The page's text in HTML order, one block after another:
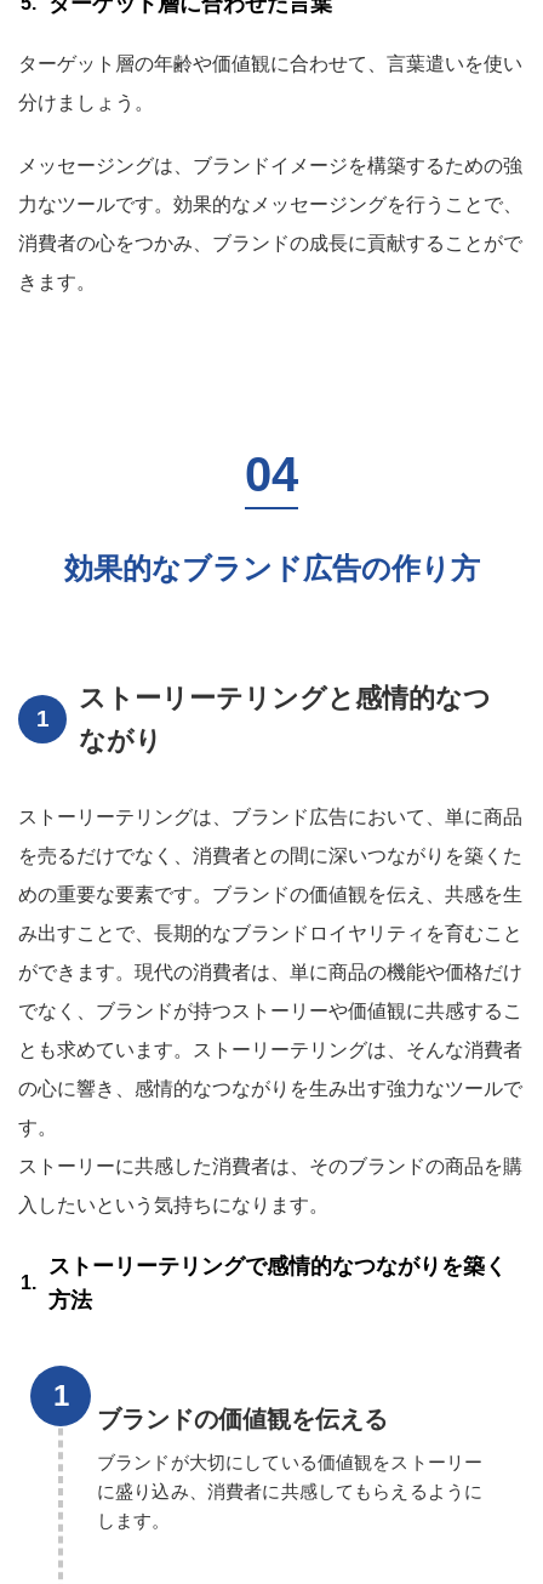
ターゲット層の年齢や価値観に合わせて、言葉遣いを使い
分けましょう。
メッセージングは、ブランドイメージを構築するための強
力なツールです。効果的なメッセージングを行うことで、
消費者の心をつかみ、ブランドの成長に貢献することがで
きます。
効果的なブランド広告の作り方
ストーリーテリングと感情的なつ
ながり
ストーリーテリングは、ブランド広告において、単に商品
を売るだけでなく、消費者との間に深いつながりを築くた
めの重要な要素です。ブランドの価値観を伝え、共感を生
み出すことで、長期的なブランドロイヤリティを育むこと
ができます。現代の消費者は、単に商品の機能や価格だけ
でなく、ブランドが持つストーリーや価値観に共感するこ
とも求めています。ストーリーテリングは、そんな消費者
の心に響き、感情的なつながりを生み出す強力なツールで
す。
ストーリーに共感した消費者は、そのブランドの商品を購
入したいという気持ちになります。
ストーリーテリングで感情的なつながりを築く
方法
ブランドの価値観を伝える
ブランドが大切にしている価値観をストーリー
に盛り込み、消費者に共感してもらえるように
します。